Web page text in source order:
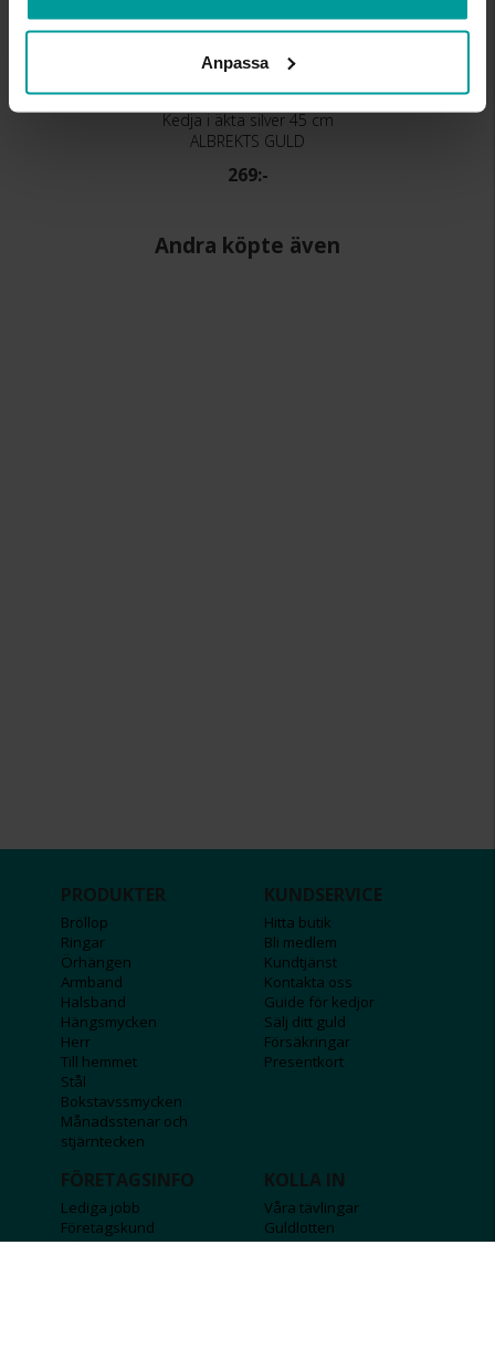
Anpassa
Kedja i äkta silver 45 cm
ALBREKTS GULD
269:-
Andra köpte även
PRODUKTER
Bröllop
Ringar
Örhängen
Armband
Halsband
Hängsmycken
Herr
Till hemmet
Stål
Bokstavssmycken
Månadsstenar och
stjärntecken
KUNDSERVICE
Hitta butik
Bli medlem
Kundtjänst
Kontakta oss
Guide för kedjor
Sälj ditt guld
Försäkringar
Presentkort
FÖRETAGSINFO
Lediga jobb
Företagskund
Affiliateinformation
KOLLA IN
Våra tävlingar
Guldlotten
Graverbara produkter